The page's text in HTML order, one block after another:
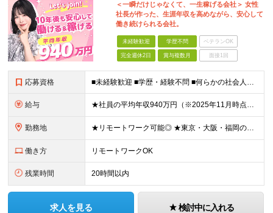
＜一瞬だけじゃなくて、一生稼げる会社＞ 女性
社長が作った、生涯年収を高めながら、安心して
働き続けられる会社。
未経験歓迎 学歴不問 ベテランOK
完全週休2日 賞与複数月 面接1回
応募資格 ■未経験歓迎 ■学歴・経験不問 ■何らかの社会人経験がある方 ＜こんな方に向いています！＞ ・頑張った分評価されたい方 ・将来役立つ知識を身につけたい方 ・新しいことを学ぶのが好きな方 ・趣味
給与 ★社員の平均年収940万円（※2025年11月時点） ★転職者は全員収入アップを実現 ★入社半年で昇給した実績あり！ 【営業未経験】 月給35万8,000円～（固定残業代含む）＋インセンティブ ＋賞
勤務地 ★リモートワーク可能◎ ★東京・大阪・福岡の3拠点で募集中／ご希望の勤務地で配属します ★転勤なし ＜東京支店＞ 東京都港区三田1丁目4番28号 三田国際ビル2階 ＜大阪本社＞ 大阪府大阪市北区梅
働き方 リモートワークOK
残業時間 20時間以内
求人を見る 検討中に入れる